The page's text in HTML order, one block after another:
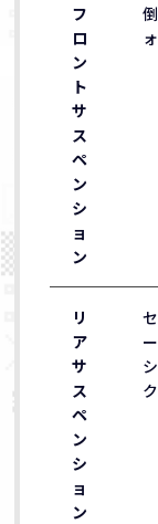
フ
ロ
ン
ト
サ
ス
ペ
ン
シ
ョ
ン
リ
ア
サ
ス
ペ
ン
シ
ョ
ン
ク